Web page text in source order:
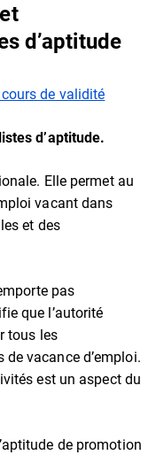
d’aptitude
de validité
d’aptitude.
Elle permet au
vacant dans
et des
pas
que l’autorité
tous les
vacance d’emploi.
est un aspect du
de promotion